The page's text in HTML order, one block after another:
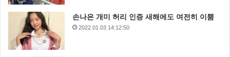
손나은 개미 허리 인증 새해에도 여전히 이뿜
2022.01.03 14:12:50